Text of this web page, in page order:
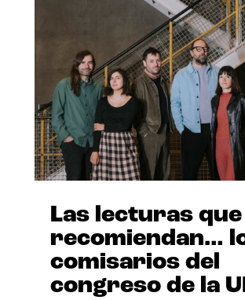
Las lecturas que
recomiendan…
comisarios del
congreso de la